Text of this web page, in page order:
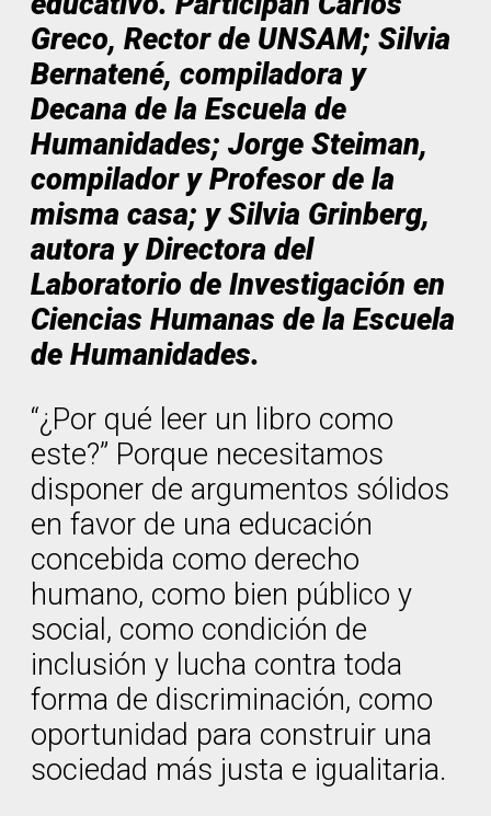
Greco, Rector de UNSAM; Silvia
Bernatené, compiladora y
Decana de la Escuela de
Humanidades; Jorge Steiman,
compilador y Profesor de la
misma casa; y Silvia Grinberg,
autora y Directora del
Laboratorio de Investigación en
Ciencias Humanas de la Escuela
de Humanidades.
“¿Por qué leer un libro como
este?” Porque necesitamos
disponer de argumentos sólidos
en favor de una educación
concebida como derecho
humano, como bien público y
social, como condición de
inclusión y lucha contra toda
forma de discriminación, como
oportunidad para construir una
sociedad más justa e igualitaria.